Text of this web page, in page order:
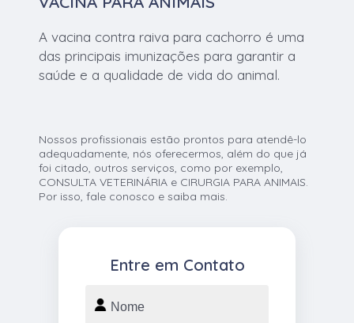
A vacina contra raiva para cachorro é uma
das principais imunizações para garantir a
saúde e a qualidade de vida do animal.
Nossos profissionais estão prontos para atendê-lo
adequadamente, nós oferecermos, além do que já
foi citado, outros serviços, como por exemplo,
CONSULTA VETERINÁRIA e CIRURGIA PARA ANIMAIS.
Por isso, fale conosco e saiba mais.
Entre em Contato